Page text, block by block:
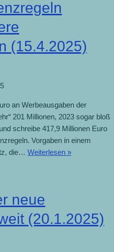
(15.4.2025)
an Werbeausgaben der
201 Millionen, 2023 sogar bloß
schreibe 417,9 Millionen Euro
Vorgaben in einem
die… Weiterlesen »
neue
(20.1.2025)